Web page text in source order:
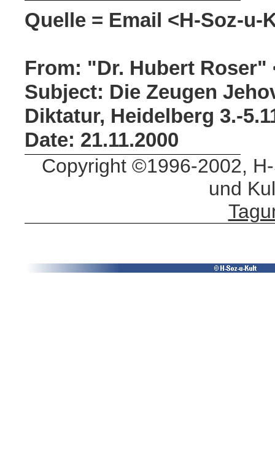
Quelle = Email <H-Soz-u-
From: "Dr. Hubert
Subject: Die Zeugen
Diktatur, Heidelberg 3.-
Date: 21.11.2000
Copyright ©1996-2002,
und